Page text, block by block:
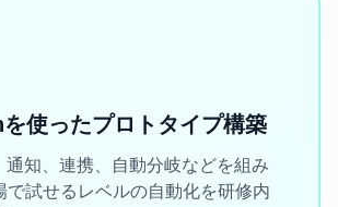
使ったプロトタイプ構築
通知、連携、自動分岐などを組み
で試せるレベルの自動化を研修内